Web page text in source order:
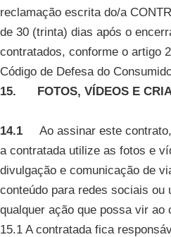
reclamação escrita do/a
de 30 (trinta) dias após o
contratados, conforme o artigo
Código de Defesa do
15. FOTOS, VÍDEOS E
14.1
Ao assinar este
a contratada utilize as fotos e
divulgação e comunicação de
conteúdo para redes sociais
qualquer ação que possa vir ao
15.1 A contratada fica